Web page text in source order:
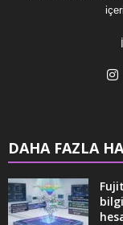
DAHA FAZLA